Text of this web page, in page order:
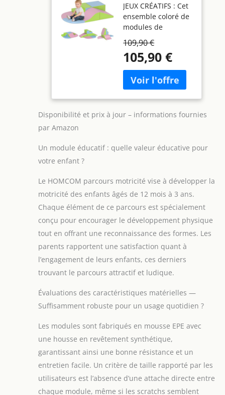
6PCS avec
Module en
Mousse EPE
Multicolore
JEUX CRÉATIFS : Cet
ensemble coloré de
modules de
est parfait pour
grimper, ramper et
faire des roulades.
Modulable, il
permet aux enfants
de construire et
modifier leurs
reconnaissance des
formes, l'équilibre
SÉCURITÉ POUR LE
JEU ACTIF : Remplis
de rembourrage
mousse haute
densité, nos blocs
de motricité
maintiennent leur
forme et restent
stables sans glisser
assurant des
atterrissages tout
en douceur et une
stabilité adaptée
enfants. MATÉRIAU
DE QUALITÉ &
NETTOYAGE FACILE :
Fabriqué en
109,90 €
105,90 €
Disponibilité et prix à jour – informations fournies
par Amazon
Un module éducatif : quelle valeur éducative pour
votre enfant ?
Le HOMCOM parcours motricité vise à développer la
motricité des enfants âgés de 12 mois à 3 ans.
Chaque élément de ce parcours est spécialement
conçu pour encourager le développement physique
tout en offrant une reconnaissance des formes. Les
parents rapportent une satisfaction quant à
l’engagement de leurs enfants, ces derniers
trouvant le parcours attractif et ludique.
Évaluations des caractéristiques matérielles —
Suffisamment robuste pour un usage quotidien ?
Les modules sont fabriqués en mousse EPE avec
une housse en revêtement synthétique,
garantissant ainsi une bonne résistance et un
entretien facile. Un critère de taille rapporté par les
utilisateurs est l’absence d’une attache directe entre
chaque module, même si les scratchs semblent